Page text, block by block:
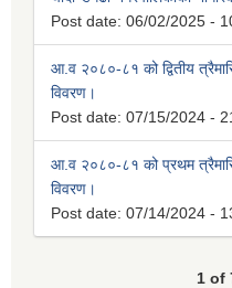
Post date: 06/02/2025 -
आ.व २०८०-८१ को द्वितीय
विवरण।
Post date: 07/15/2024 -
आ.व २०८०-८१ को प्रथम
विवरण।
Post date: 07/14/2024 -
1 of